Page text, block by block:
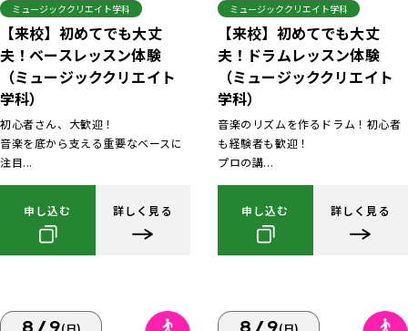
ミュージッククリエイト学科
【来校】初めてでも大丈
夫！ベースレッスン体験
（ミュージッククリエイト
学科）
初心者さん、大歓迎！
音楽を底から支える重要なベースに
注目...
申し込む 詳しく見る
ミュージッククリエイト学科
【来校】初めてでも大丈
夫！ドラムレッスン体験
（ミュージッククリエイト
学科）
音楽のリズムを作るドラム！初心者
も経験者も歓迎！
プロの講...
申し込む 詳しく見る
8/9(日) 8/9(日)